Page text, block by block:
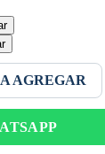
AGREGAR